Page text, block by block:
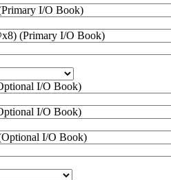
I/O Book)
(Primary I/O Book)
I/O Book)
I/O Book)
I/O Book)